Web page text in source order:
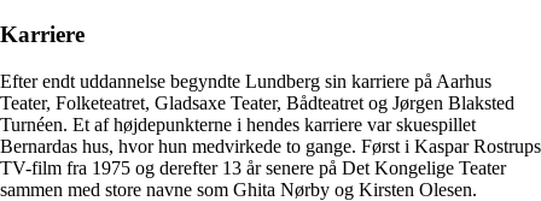
Karriere
Efter endt uddannelse begyndte Lundberg sin karriere på Aarhus
Teater, Folketeatret, Gladsaxe Teater, Bådteatret og Jørgen Blaksted
Turnéen. Et af højdepunkterne i hendes karriere var skuespillet
Bernardas hus, hvor hun medvirkede to gange. Først i Kaspar Rostrups
TV-film fra 1975 og derefter 13 år senere på Det Kongelige Teater
sammen med store navne som Ghita Nørby og Kirsten Olesen.